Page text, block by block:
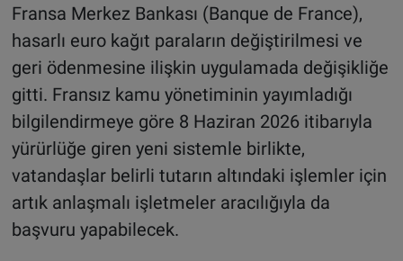
Fransa Merkez Bankası (Banque de France),
hasarlı euro kağıt paraların değiştirilmesi ve
geri ödenmesine ilişkin uygulamada değişikliğe
gitti. Fransız kamu yönetiminin yayımladığı
bilgilendirmeye göre 8 Haziran 2026 itibarıyla
yürürlüğe giren yeni sistemle birlikte,
vatandaşlar belirli tutarın altındaki işlemler için
artık anlaşmalı işletmeler aracılığıyla da
başvuru yapabilecek.